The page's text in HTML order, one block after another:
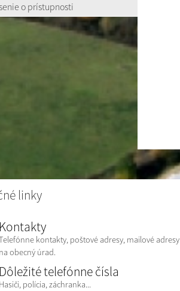
o prístupnosti
linky
Kontakty
kontakty, poštové adresy, mailové adresy
na obecný úrad.
Dôležité telefónne čísla
Hasiči, polícia, záchranka...